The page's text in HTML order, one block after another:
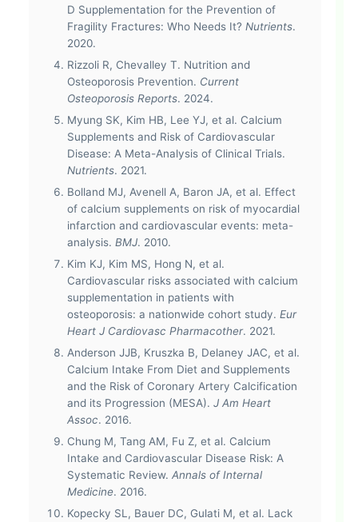
D Supplementation for the Prevention of
Fragility Fractures: Who Needs It?Nutrients.
2020.
Rizzoli R, Chevalley T. Nutrition and
Osteoporosis Prevention. Current
Osteoporosis Reports. 2024.
Myung SK, Kim HB, Lee YJ, et al. Calcium
Supplements and Risk of Cardiovascular
Disease: A Meta-Analysis of Clinical Trials.
Nutrients. 2021.
Bolland MJ, Avenell A, Baron JA, et al. Effect
of calcium supplements on risk of myocardial
infarction and cardiovascular events: meta-
analysis.BMJ. 2010.
Kim KJ, Kim MS, Hong N, et al.
Cardiovascular risks associated with calcium
supplementation in patients with
osteoporosis: a nationwide cohort study.Eur
Heart J Cardiovasc Pharmacother. 2021.
Anderson JJB, Kruszka B, Delaney JAC, et al.
Calcium Intake From Diet and Supplements
and the Risk of Coronary Artery Calcification
and its Progression (MESA).J Am Heart
Assoc. 2016.
Chung M, Tang AM, Fu Z, et al. Calcium
Intake and Cardiovascular Disease Risk: A
Systematic Review.Annals of Internal
Medicine. 2016.
Kopecky SL, Bauer DC, Gulati M, et al. Lack